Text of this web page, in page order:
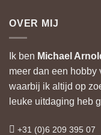
OVER MIJ
Ik ben Michael
meer dan een hobby
waarbij ik altijd op
leuke uitdaging heb
+31 (0)6 209 395 07